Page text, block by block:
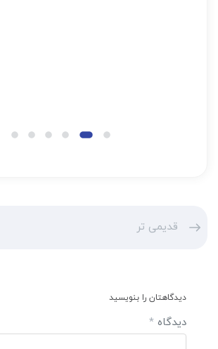
قدیمی تر
دیدگاهتان را بنویسید
دیدگاه *